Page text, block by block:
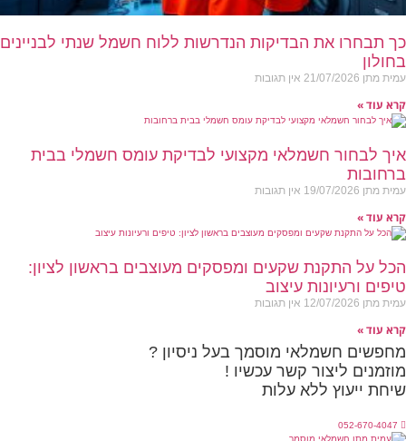
תבחרו את הבדיקות הנדרשות ללוח חשמל שנתי לבניינים
מתן 21/07/2026 אין תגובות
עוד »
לבחור חשמלאי מקצועי לבדיקת עומס חשמלי בבית
מתן 19/07/2026 אין תגובות
עוד »
על התקנת שקעים ומפסקים מעוצבים בראשון לציון:
ורעיונות עיצוב
מתן 12/07/2026 אין תגובות
עוד »
חשמלאי מוסמך בעל ניסיון ?
ליצור קשר עכשיו !
ייעוץ ללא עלות
052-670-4047